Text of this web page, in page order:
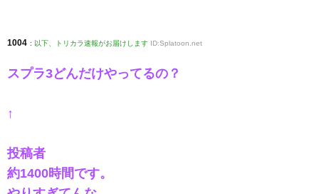
1004 : 以下、トリカラ速報がお届けします ID:Splatoon.net
スプラ3どんだけやってるの？
↑
投稿者
約1400時間です。